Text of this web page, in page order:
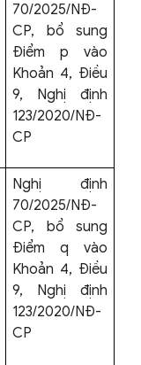
70/2025/NĐ-
CP, bổ sung
Điểm p vào
Khoản 4, Điều
9, Nghị định
123/2020/NĐ-
CP
Nghị định
70/2025/NĐ-
CP, bổ sung
Điểm q vào
Khoản 4, Điều
9, Nghị định
123/2020/NĐ-
CP